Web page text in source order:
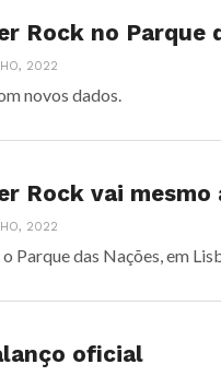
Rock no Parque
2022
novos dados.
Rock vai
2022
Parque das Nações, em
oficial